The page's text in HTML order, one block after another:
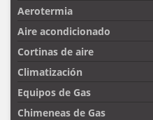
Aerotermia
Aire acondicionado
Cortinas de aire
Climatización
Equipos de Gas
Chimeneas de Gas